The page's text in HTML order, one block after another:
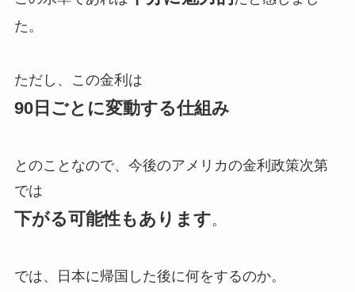
た。
ただし、この金利は
90日ごとに変動する仕組み
とのことなので、今後のアメリカの金利政策次第
では
下がる可能性もあります。
では、日本に帰国した後に何をするのか。